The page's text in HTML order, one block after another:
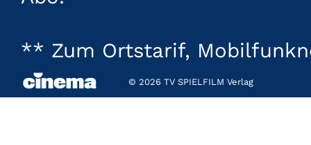
** Zum Ortstarif,
© 2026 TV SPIELFILM Verlag